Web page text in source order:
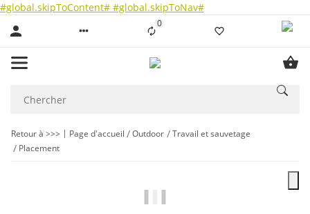
#global.skipToContent# #global.skipToNav#
0Liste ist leer
Retour à >>> Page d'accueil Outdoor
Travail et sauvetage
Placement